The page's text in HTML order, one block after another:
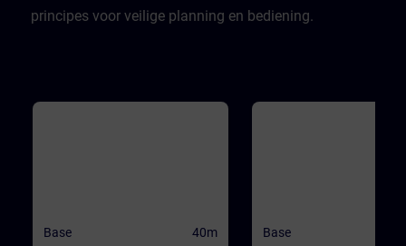
principes voor veilige planning en bediening.
Base 40m Base